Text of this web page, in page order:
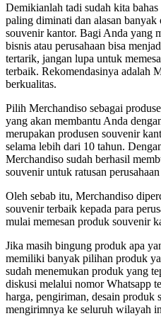
Demikianlah tadi sudah kita
paling diminati dan alasan
souvenir kantor. Bagi Anda yang
bisnis atau perusahaan bisa
tertarik, jangan lupa untuk
terbaik. Rekomendasinya adalah
berkualitas.
Pilih Merchandiso sebagai
yang akan membantu Anda
merupakan produsen souvenir
selama lebih dari 10 tahun.
Merchandiso sudah berhasil
souvenir untuk ratusan
Oleh sebab itu, Merchandiso
souvenir terbaik kepada para
mulai memesan produk souvenir
Jika masih bingung produk apa
memiliki banyak pilihan produk
sudah menemukan produk yang
diskusi melalui nomor Whatsapp
harga, pengiriman, desain
mengirimnya ke seluruh wilayah